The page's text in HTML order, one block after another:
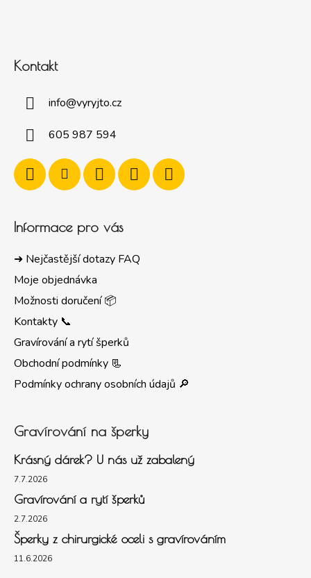
Kontakt
info@vyryjto.cz
605 987 594
Informace pro vás
➜ Nejčastější dotazy FAQ
Moje objednávka
Možnosti doručení 📦
Kontakty 📞
Gravírování a rytí šperků
Obchodní podmínky 📃
Podmínky ochrany osobních údajů 🔎
Gravírování na šperky
Krásný dárek? U nás už zabalený
7.7.2026
Gravírování a rytí šperků
2.7.2026
Šperky z chirurgické oceli s gravírováním
11.6.2026